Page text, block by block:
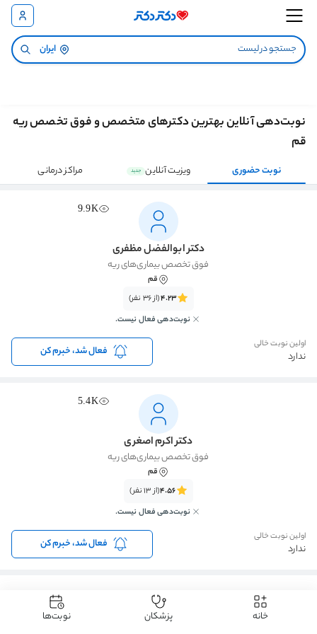
ایران
نوبت‌دهی آنلاین بهترین دکترهای متخصص و فوق تخصص ریه
قم
نوبت حضوری ویزیت آنلاین جدید مراکز درمانی
9.9K
دکتر ابوالفضل مظفری
فوق تخصص بیماری‌های ریه
قم
4.23(از 36 نفر)
نوبت‌دهی فعال نیست.
اولین نوبت خالی
ندارد فعال شد، خبرم کن
5.4K
دکتر اکرم اصغری
فوق تخصص بیماری‌های ریه
قم
4.56(از 13 نفر)
نوبت‌دهی فعال نیست.
اولین نوبت خالی
ندارد فعال شد، خبرم کن
1 خانه پزشکان نوبت‌ها